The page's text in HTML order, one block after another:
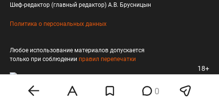
0
Шеф-редактор (главный редактор) А.В. Брусницын
Политика о персональных данных
Любое использование материалов допускается
только при соблюдении правил перепечатки
18+